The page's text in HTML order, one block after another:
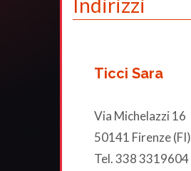
Ticci Sara
Via Michelazzi 16
50141 Firenze (FI)
Tel. 338 3319604